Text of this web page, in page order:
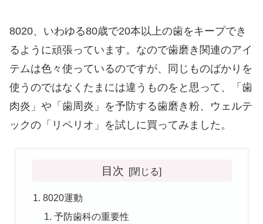
8020、いわゆる80歳で20本以上の歯をキープでき
るように頑張っています。なので歯磨き関連のアイ
テムは色々使っているのですが、同じものばかりを
使うのではなくたまには違うものをと思って、「歯
肉炎」や「歯周炎」を予防する歯磨き粉、ウェルテ
ックの「リペリオ」を試しに買ってみました。
目次
8020運動
予防歯科の重要性